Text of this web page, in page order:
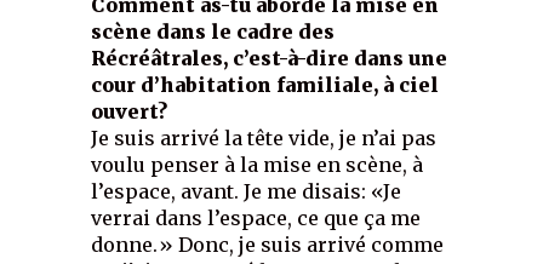
Comment as-tu abordé la mise en
scène dans le cadre des
Récréâtrales, c’est-à-dire dans une
cour d’habitation familiale, à ciel
ouvert?
Je suis arrivé la tête vide, je n’ai pas
voulu penser à la mise en scène, à
l’espace, avant. Je me disais: «Je
verrai dans l’espace, ce que ça me
donne.» Donc, je suis arrivé comme